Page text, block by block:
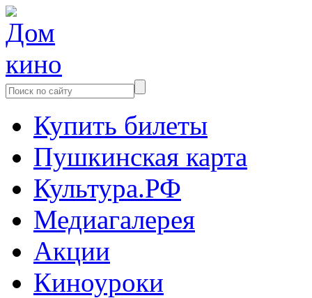
Купить билеты
Пушкинская карта
Культура.РФ
Медиагалерея
Акции
Киноуроки